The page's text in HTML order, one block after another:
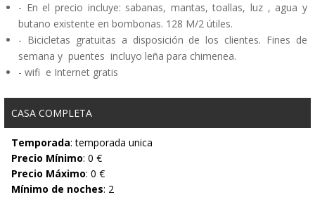
- En el precio incluye: sabanas, mantas, toallas, luz , agua y
butano existente en bombonas. 128 M/2 útiles.
- Bicicletas gratuitas a disposición de los clientes. Fines de
semana y puentes incluyo leña para chimenea.
- wifi e Internet gratis
CASA COMPLETA
Temporada: temporada unica
Precio Mínimo: 0 €
Precio Máximo: 0 €
Mínimo de noches: 2